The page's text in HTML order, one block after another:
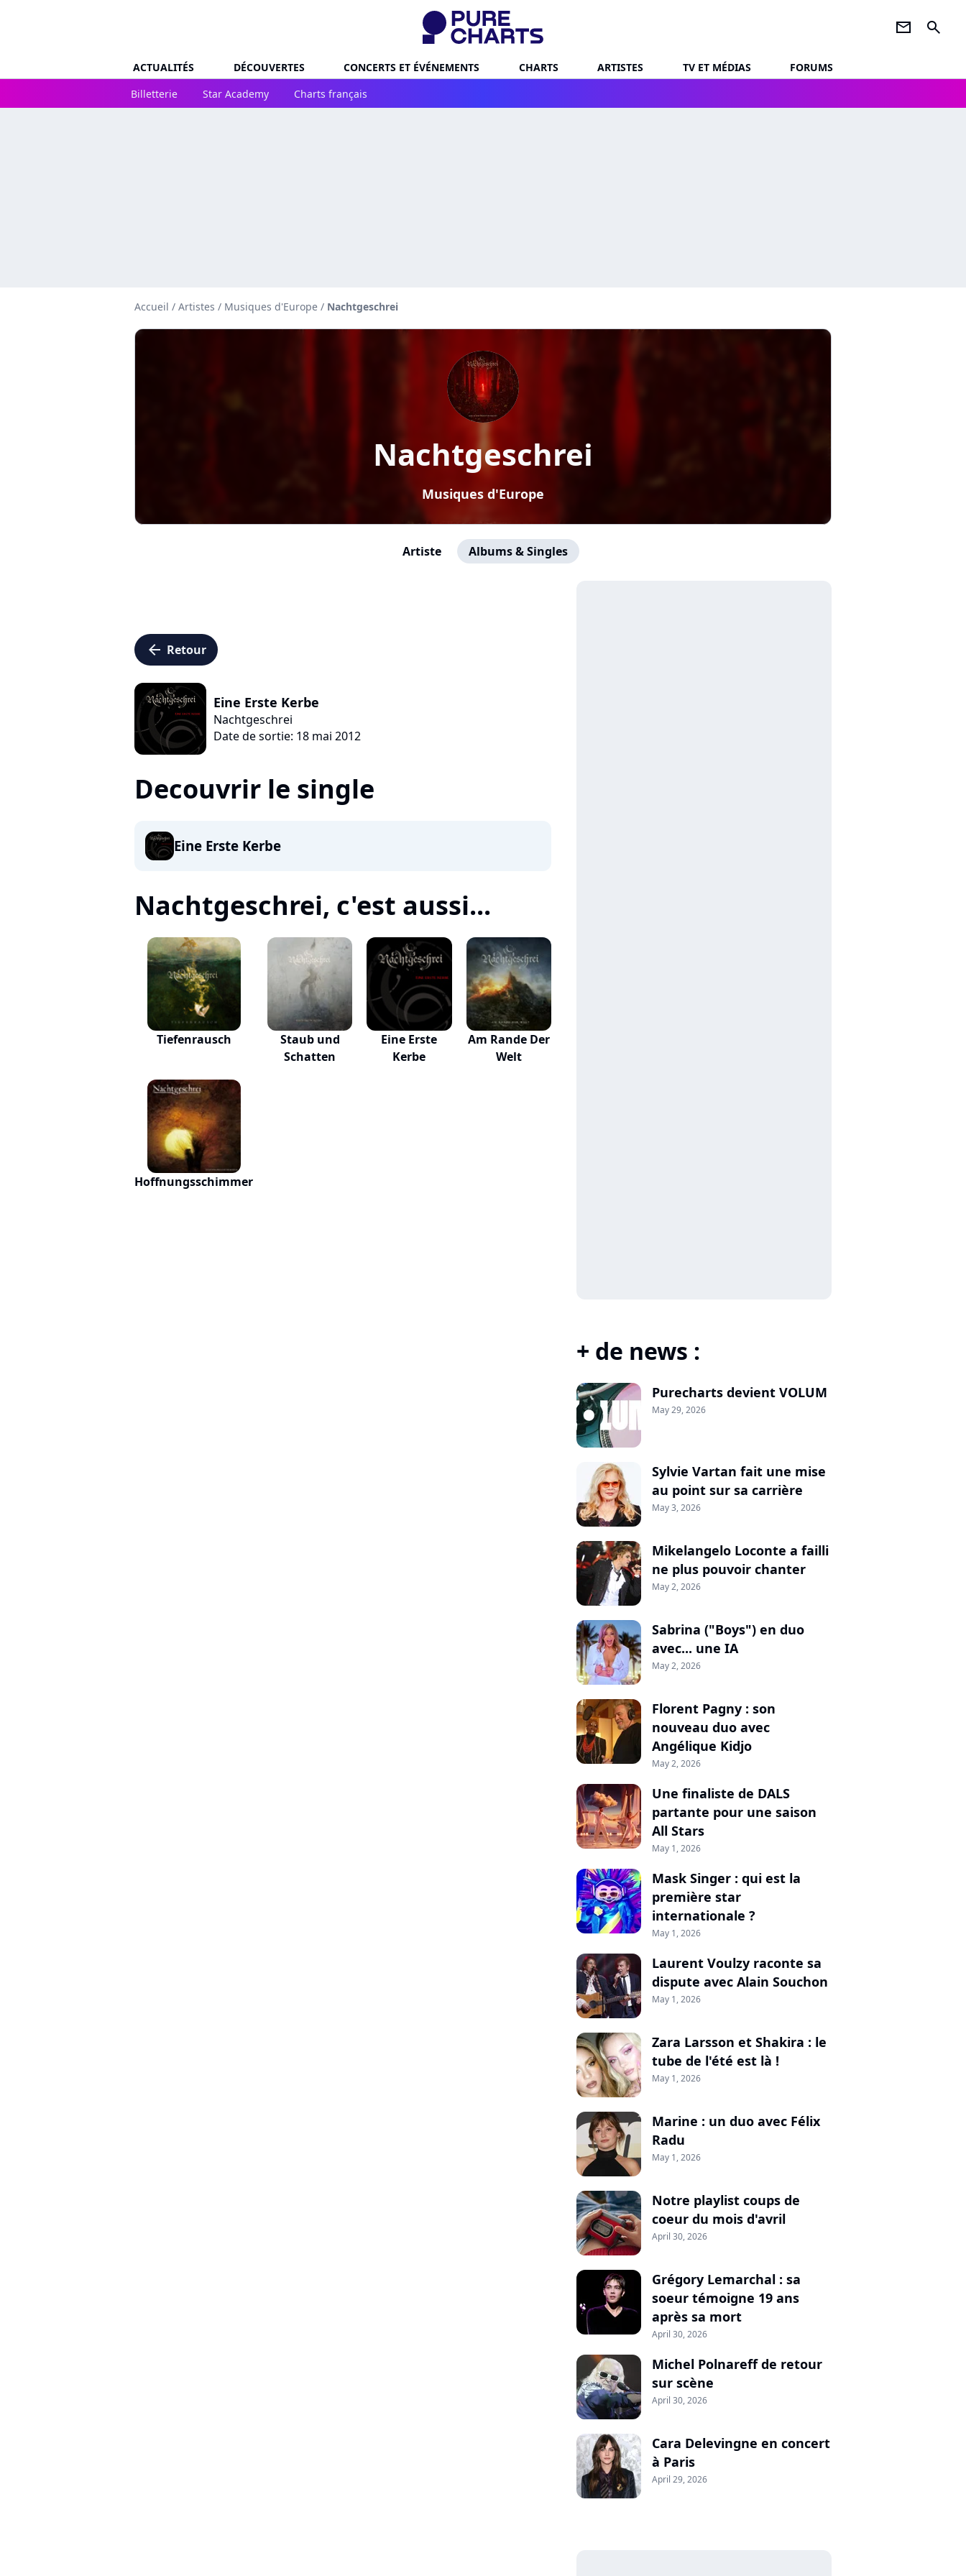
newsletter search
ACTUALITÉS DÉCOUVERTES CONCERTS ET ÉVÉNEMENTS CHARTS ARTISTES TV ET MÉDIAS
FORUMS
Billetterie
Star Academy Charts français
Accueil / Artistes / Musiques d'Europe / Nachtgeschrei
Nachtgeschrei
Musiques d'Europe
Artiste Albums & Singles
arrow_left Retour
Eine Erste Kerbe
Nachtgeschrei
Date de sortie: 18 mai 2012
Decouvrir le single
Eine Erste Kerbe
Nachtgeschrei, c'est aussi...
Tiefenrausch
Staub und
Schatten
Eine Erste
Kerbe
Am Rande Der
Welt
Hoffnungsschimmer
+ de news :
Purecharts devient VOLUM
May 29, 2026
Sylvie Vartan fait une mise
au point sur sa carrière
May 3, 2026
Mikelangelo Loconte a failli
ne plus pouvoir chanter
May 2, 2026
Sabrina ("Boys") en duo
avec... une IA
May 2, 2026
Florent Pagny : son
nouveau duo avec
Angélique Kidjo
May 2, 2026
Une finaliste de DALS
partante pour une saison
All Stars
May 1, 2026
Mask Singer : qui est la
première star
internationale ?
May 1, 2026
Laurent Voulzy raconte sa
dispute avec Alain Souchon
May 1, 2026
Zara Larsson et Shakira : le
tube de l'été est là !
May 1, 2026
Marine : un duo avec Félix
Radu
May 1, 2026
Notre playlist coups de
coeur du mois d'avril
April 30, 2026
Grégory Lemarchal : sa
soeur témoigne 19 ans
après sa mort
April 30, 2026
Michel Polnareff de retour
sur scène
April 30, 2026
Cara Delevingne en concert
à Paris
April 29, 2026